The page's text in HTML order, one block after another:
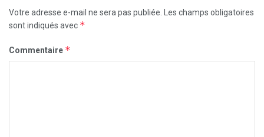
Votre adresse e-mail ne sera pas publiée. Les champs obligatoires
sont indiqués avec *
Commentaire *